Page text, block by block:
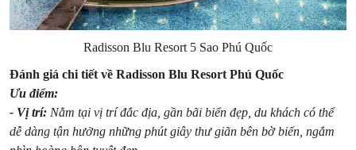
Radisson Blu Resort 5 Sao Phú Quốc
Đánh giá chi tiết về Radisson Blu Resort Phú Quốc
Ưu điểm:
- Vị trí: Nằm tại vị trí đắc địa, gần bãi biển đẹp, du khách có thể
dễ dàng tận hưởng những phút giây thư giãn bên bờ biển, ngắm